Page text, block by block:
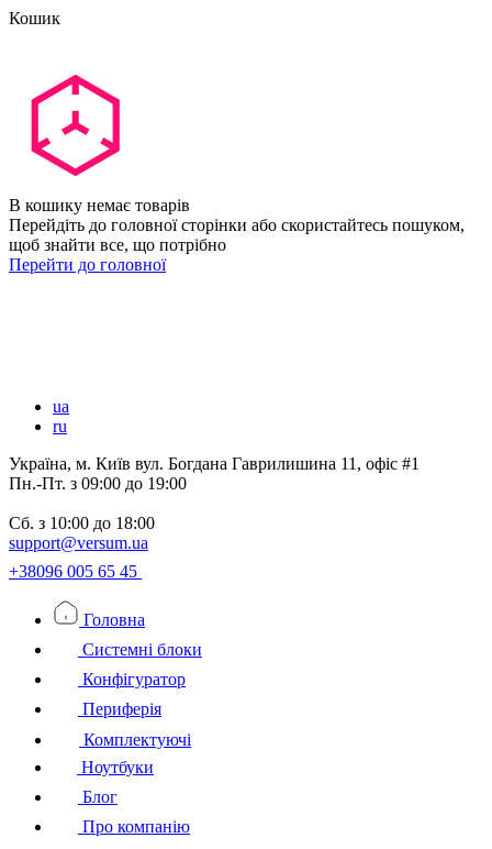
Кошик
В кошику немає товарів
Перейдіть до головної сторінки або скористайтесь пошуком,
щоб знайти все, що потрібно
Перейти до головної
ua
ru
Україна, м. Київ вул. Богдана Гаврилишина 11, офіс #1
Пн.-Пт. з 09:00 до 19:00
Сб. з 10:00 до 18:00
support@versum.ua
+38096 005 65 45
Головна
Системні блоки
Конфігуратор
Периферія
Комплектуючі
Ноутбуки
Блог
Про компанію